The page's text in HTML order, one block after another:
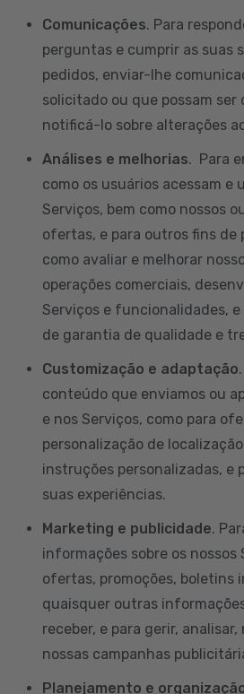
Comunicações. Para
perguntas e cumprir as suas
pedidos, enviar-lhe
solicitado ou que possam ser
notificá-lo sobre alterações
Análises e melhorias. Para
como os usuários acessam e
Serviços, bem como nossos
ofertas, e para outros fins de
como avaliar e melhorar
operações comerciais,
Serviços e funcionalidades,
de garantia de qualidade e
Customização e adaptação
conteúdo que enviamos ou
e nos Serviços, como para
personalização de
instruções personalizadas, e
suas experiências.
Marketing e publicidade.
informações sobre os nossos
ofertas, promoções, boletins
quaisquer outras
receber, e para gerir,
nossas campanhas
Planejamento e